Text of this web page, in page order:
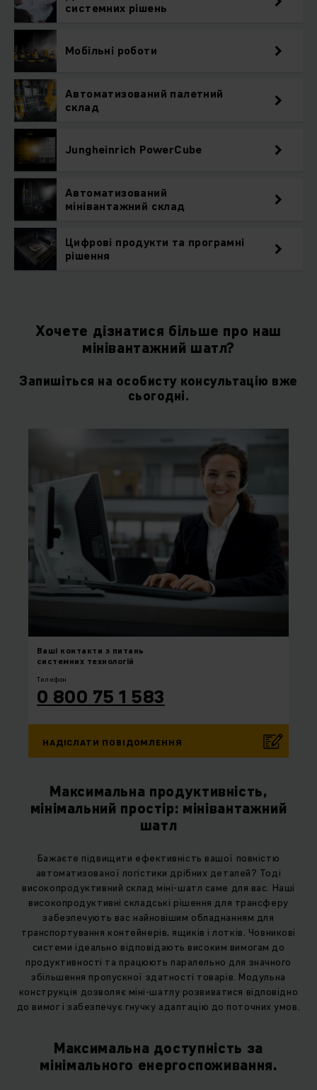
системних рішень
Мобільні роботи
Автоматизований палетний
склад
Jungheinrich PowerCube
Автоматизований
мінівантажний склад
Цифрові продукти та програмні
рішення
Хочете дізнатися більше про наш
мінівантажний шатл?
Запишіться на особисту консультацію вже
сьогодні.
Ваші контакти з питань
системних технологій
Телефон
0 800 75 1 583
НАДІСЛАТИ ПОВІДОМЛЕННЯ
Максимальна продуктивність,
мінімальний простір: мінівантажний
шатл
Бажаєте підвищити ефективність вашої повністю
автоматизованої логістики дрібних деталей? Тоді
високопродуктивний склад міні-шатл саме для вас. Наші
високопродуктивні складські рішення для трансферу
забезпечують вас найновішим обладнанням для
транспортування контейнерів, ящиків і лотків. Човникові
системи ідеально відповідають високим вимогам до
продуктивності та працюють паралельно для значного
збільшення пропускної здатності товарів. Модульна
конструкція дозволяє міні-шатлу розвиватися відповідно
до вимог і забезпечує гнучку адаптацію до поточних умов.
Максимальна доступність за
мінімального енергоспоживання.